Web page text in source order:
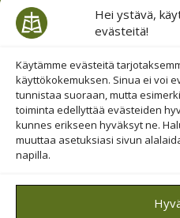
Hei ystävä,
evästeitä!
Käytämme evästeitä
käyttökokemuksen. Sinua ei voi
tunnistaa suoraan, mutta
toiminta edellyttää evästeiden
kunnes erikseen hyväksyt ne.
muuttaa asetuksiasi sivun
napilla.
Hallinnoi evästeitä
Etsi sivuiltamme
© 2019-2026 Suomen